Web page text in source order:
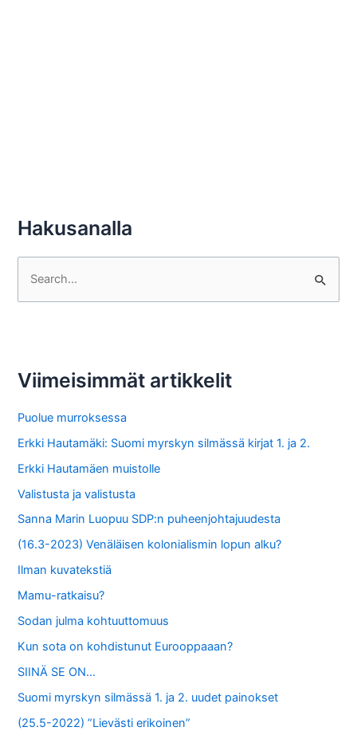
Hakusanalla
h
r
:
Viimeisimmät artikkelit
Puolue murroksessa
Erkki Hautamäki: Suomi myrskyn silmässä kirjat 1. ja 2.
Erkki Hautamäen muistolle
Valistusta ja valistusta
Sanna Marin Luopuu SDP:n puheenjohtajuudesta
(16.3-2023) Venäläisen kolonialismin lopun alku?
Ilman kuvatekstiä
Mamu-ratkaisu?
Sodan julma kohtuuttomuus
Kun sota on kohdistunut Eurooppaaan?
SIINÄ SE ON…
Suomi myrskyn silmässä 1. ja 2. uudet painokset
(25.5-2022) ”Lievästi erikoinen”